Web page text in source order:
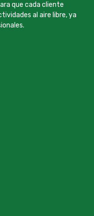
que cada cliente
al aire libre, ya